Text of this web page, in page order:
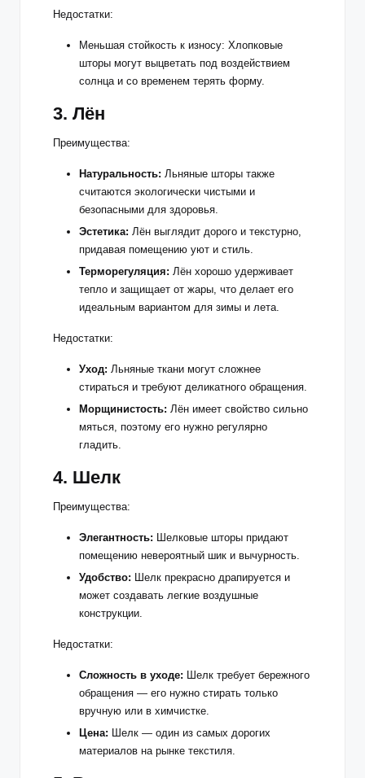
Недостатки:
Меньшая стойкость к износу: Хлопковые
шторы могут выцветать под воздействием
солнца и со временем терять форму.
3. Лён
Преимущества:
Натуральность: Льняные шторы также
считаются экологически чистыми и
безопасными для здоровья.
Эстетика: Лён выглядит дорого и текстурно,
придавая помещению уют и стиль.
Терморегуляция: Лён хорошо удерживает
тепло и защищает от жары, что делает его
идеальным вариантом для зимы и лета.
Недостатки:
Уход: Льняные ткани могут сложнее
стираться и требуют деликатного обращения.
Морщинистость: Лён имеет свойство сильно
мяться, поэтому его нужно регулярно
гладить.
4. Шелк
Преимущества:
Элегантность: Шелковые шторы придают
помещению невероятный шик и вычурность.
Удобство: Шелк прекрасно драпируется и
может создавать легкие воздушные
конструкции.
Недостатки:
Сложность в уходе: Шелк требует бережного
обращения — его нужно стирать только
вручную или в химчистке.
Цена: Шелк — один из самых дорогих
материалов на рынке текстиля.